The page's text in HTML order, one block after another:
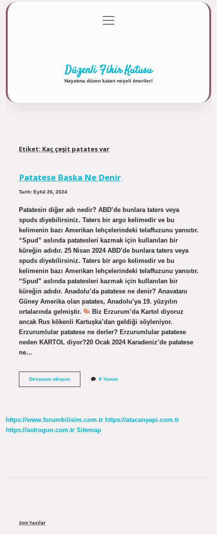
Gizlilik Politikası
menüyü
aç
Düzenli Fikir Kutusu
Hayatına düzen katan neşeli öneriler!
Etiket: Kaç çeşit patates var
Patatese Baska Ne Denir
Tarih: Eylül 26, 2024
Patatesin diğer adı nedir? ABD’de bunlara taters veya
spuds diyebilirsiniz. Taters bir argo kelimedir ve bu
kelimenin bazı Amerikan lehçelerindeki telaffuzunu yansıtır.
“Spud” aslında patatesleri kazmak için kullanılan bir
küreğin adıdır. 25 Nisan 2024 ABD’de bunlara taters veya
spuds diyebilirsiniz. Taters bir argo kelimedir ve bu
kelimenin bazı Amerikan lehçelerindeki telaffuzunu yansıtır.
“Spud” aslında patatesleri kazmak için kullanılan bir
küreğin adıdır. Anadolu’da patatese ne denir? Anavatanı
Güney Amerika olan patates, Anadolu’ya 19. yüzyılın
ortalarında gelmiştir.
Biz Erzurum’da Kartol diyoruz
ancak Rus kökenli Kartuşka’dan geldiği söyleniyor.
Erzurumlular patatese ne derler? Erzurumlular patatese
neden KARTOL diyor?20 Ocak 2024 Karadeniz’de patatese
ne…
Devamını okuyunPatatese
8 Yorum
https://www.forumbilisim.com.tr https://atacanyapi.com.tr
https://astrogun.com.tr Sitemap
Son Yazılar